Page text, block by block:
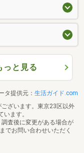
っと見る
タ提供元： 生活ガイド.com
ざいます。東京23区以外
ます。
査後に変更がある場合が
でお問い合わせいただく